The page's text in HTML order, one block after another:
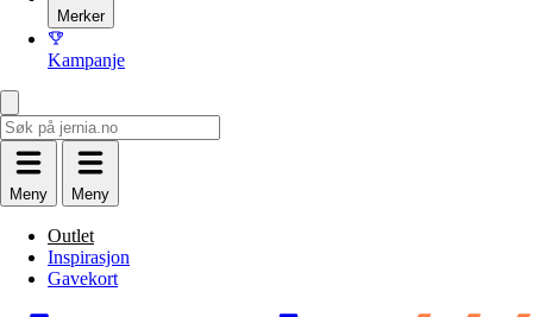
Merker
Kampanje
Meny Meny
Outlet
Inspirasjon
Gavekort